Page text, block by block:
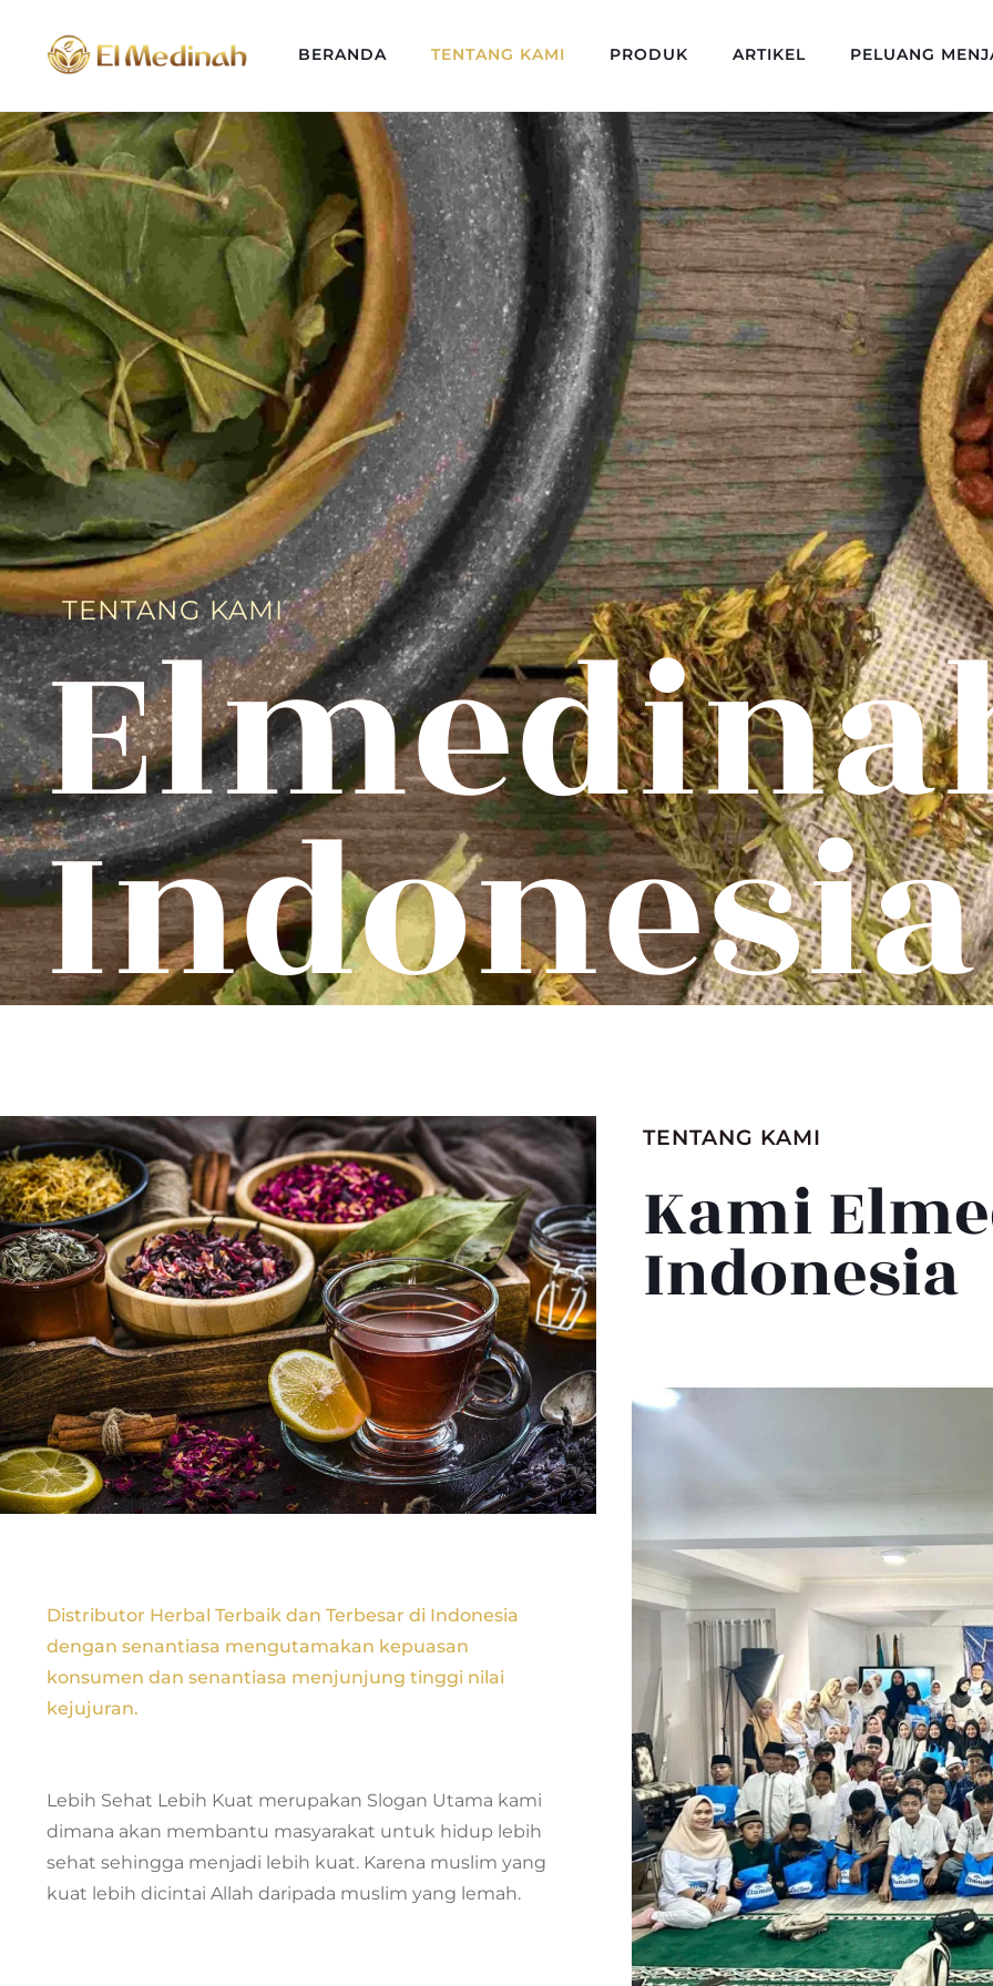
BERANDA TENTANG KAMI PRODUK ARTIKEL PELUANG
TENTANG KAMI
Indonesia
Distributor Herbal Terbaik dan Terbesar di Indonesia
dengan senantiasa mengutamakan kepuasan
konsumen dan senantiasa menjunjung tinggi nilai
kejujuran.
Lebih Sehat Lebih Kuat merupakan Slogan Utama kami
dimana akan membantu masyarakat untuk hidup lebih
sehat sehingga menjadi lebih kuat. Karena muslim yang
kuat lebih dicintai Allah daripada muslim yang lemah.
TENTANG KAMI
Kami
Indonesia